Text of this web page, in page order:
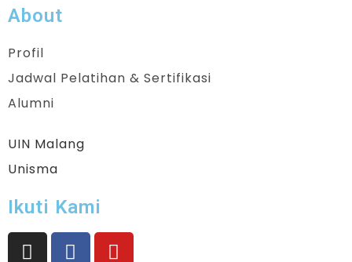
About
Profil
Jadwal Pelatihan & Sertifikasi
Alumni
UIN Malang
Unisma
Ikuti Kami